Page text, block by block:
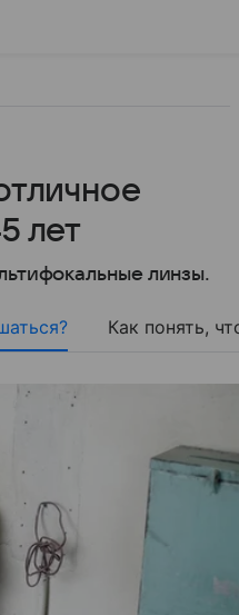
лет
линзы.
Как понять,